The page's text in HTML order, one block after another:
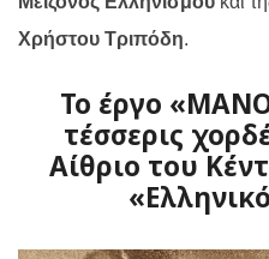
Χρήστου Τριπόδη.
Το έργο
τέσσερις
Αίθριο του